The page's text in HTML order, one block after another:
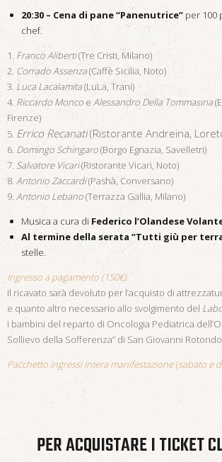
20:30 – Cena di pane “Panenutrice”per 100
chef.
1. Franco Aliberti(Tre Cristi, Milano)
2. Corrado Assenza(Caffè Sicilia, Noto)
3. Luca Lacalamita(LuLa, Trani)
4. Riccardo Monco e Alessandro Della Tommasina
Firenze)
5. Errico Recanati(Ristorante Andreina,
6. Domingo Schingaro(Borgo Egnazia, Savelletri)
7. Salvatore Vicari(Ristorante Vicari, Noto)
8. Antonio Zaccardi(Pashà, Conversano)
9. Antonio Lebano(Terrazza Gallia, Milano)
Musica a cura di Federico l’Olandese
Al termine della serata “Tutti giù per
stelle.
Ingresso a pagamento (150€).
Il ricavato sarà devoluto per l’acquisto di
e quanto altro necessario allo svolgimento del
i bambini del reparto di Oncologia Pediatrica
Sollievo della Sofferenza” di San Giovanni
Pacchetto ingressi intera manifestazione (sabato e
PER ACQUISTARE I TICKET